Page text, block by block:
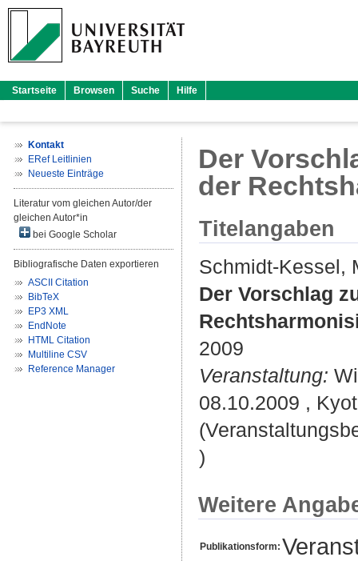
Startseite Browsen Suche Hilfe
Kontakt
ERef Leitlinien
Neueste Einträge
Literatur vom gleichen Autor/der
gleichen Autor*in
bei Google Scholar
Bibliografische Daten exportieren
ASCII Citation
BibTeX
EP3 XML
EndNote
HTML Citation
Multiline CSV
Reference Manager
Der
der
Titelangaben
Schmidt-Kessel,
Der Vorschlag
2009
Veranstaltung:
08.10.2009 ,
)
Weitere
Publikationsform: